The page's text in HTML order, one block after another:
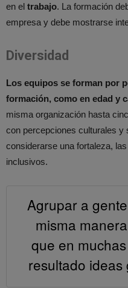
en el trabajo. La formación
empresa y debe mostrarse
Diversidad
Los equipos se forman por
formación, como en edad y
misma organización hasta
con percepciones culturales
considerarse una fortaleza,
inclusivos.
Agrupar a
misma
que en
resultado ideas